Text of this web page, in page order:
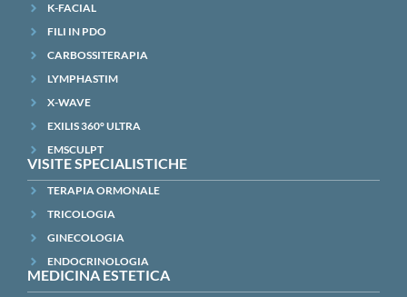
K-FACIAL
FILI IN PDO
CARBOSSITERAPIA
LYMPHASTIM
X-WAVE
EXILIS 360° ULTRA
EMSCULPT
VISITE SPECIALISTICHE
TERAPIA ORMONALE
TRICOLOGIA
GINECOLOGIA
ENDOCRINOLOGIA
MEDICINA ESTETICA